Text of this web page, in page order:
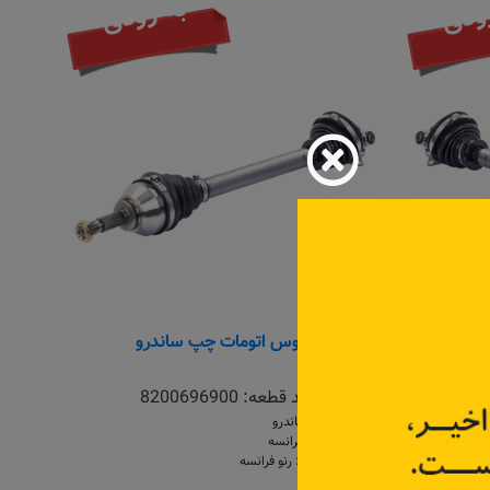
به زودی
پلوس اتومات چپ ساندرو
کد قطعه: 8200696900
مناسب برای: ساندرو
ساخت کشور: فرانسه
محصول شرکت: رنو فرانسه